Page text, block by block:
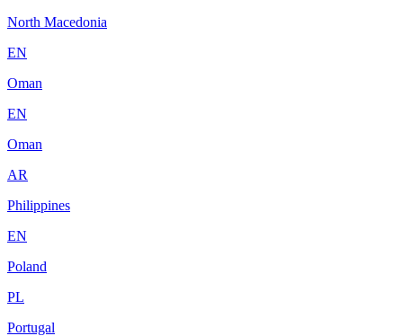
North Macedonia
EN
Oman
EN
Oman
AR
Philippines
EN
Poland
PL
Portugal